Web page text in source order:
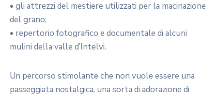
• gli attrezzi del mestiere utilizzati per la macinazione
del grano;
• repertorio fotografico e documentale di alcuni
mulini della valle d’Intelvi.
Un percorso stimolante che non vuole essere una
passeggiata nostalgica, una sorta di adorazione di